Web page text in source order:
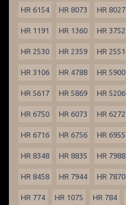
HR 6154 HR 8073 HR 8027
HR 1191 HR 1360 HR 3752
HR 2530 HR 2359 HR 2551
HR 3106 HR 4788 HR 5900
HR 5617 HR 5869 HR 5206
HR 6750 HR 6073 HR 6272
HR 6716 HR 6756 HR 6955
HR 8348 HR 8835 HR 7988
HR 8458 HR 7944 HR 7870
HR 774 HR 1075 HR 784